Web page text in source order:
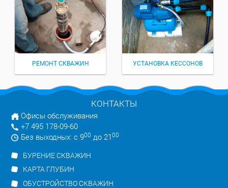
РЕМОНТ СКВАЖИН УСТАНОВКА КЕССОНОВ
КОНТАКТЫ
Офисы обслуживания
+7 495 178-09-60
Без выходных: с 900 до 21 00
БУРЕНИЕ СКВАЖИН
КАРТА ГЛУБИН
ОБУСТРОЙСТВО СКВАЖИН